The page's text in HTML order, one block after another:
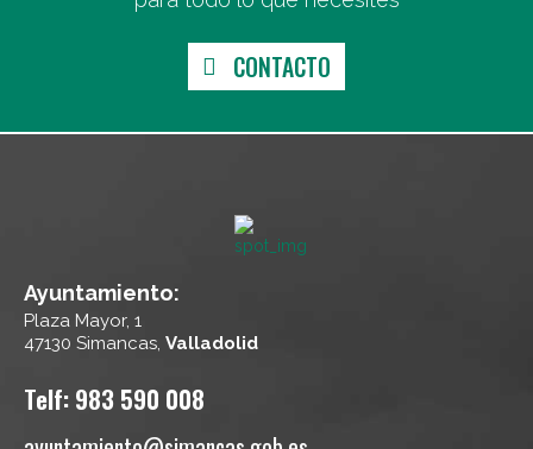
CONTACTO
Ayuntamiento:
Plaza Mayor, 1
47130 Simancas, Valladolid
Telf: 983 590 008